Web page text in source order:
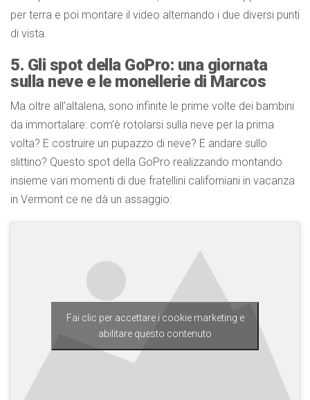
per terra e poi montare il video alternando i due diversi punti
di vista.
5. Gli spot della GoPro: una giornata
sulla neve e le monellerie di Marcos
Ma oltre all’altalena, sono infinite le prime volte dei bambini
da immortalare: com’è rotolarsi sulla neve per la prima
volta? E costruire un pupazzo di neve? E andare sullo
slittino? Questo spot della GoPro realizzando montando
insieme vari momenti di due fratellini californiani in vacanza
in Vermont ce ne dà un assaggio:
Fai clic per accettare i cookie marketing e
abilitare questo contenuto